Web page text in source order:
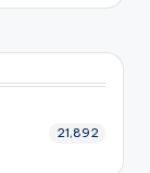
21,892